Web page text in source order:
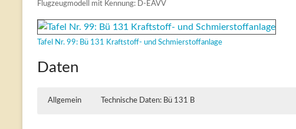
Flugzeugmodell mit Kennung: D-EAVV
Tafel Nr. 99: Bü 131 Kraftstoff- und Schmierstoffanlage
Daten
Allgemein Technische Daten: Bü 131 B